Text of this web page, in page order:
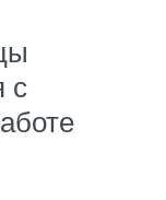
с